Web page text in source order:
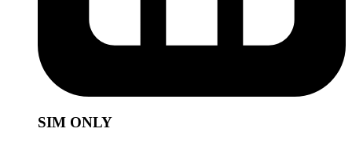
SIM ONLY